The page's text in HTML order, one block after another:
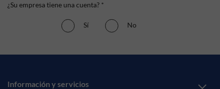
¿Su empresa tiene una cuenta? *
Sí No
Información y servicios